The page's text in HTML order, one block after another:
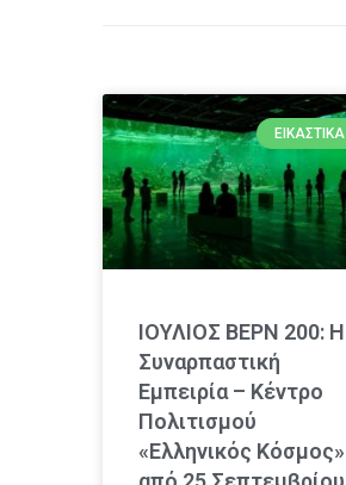
ΕΙΚΑΣΤΙΚΆ
ΙΟΥΛΙΟΣ ΒΕΡΝ 200: Η
Συναρπαστική
Εμπειρία – Κέντρο
Πολιτισμού
«Ελληνικός Κόσμος»